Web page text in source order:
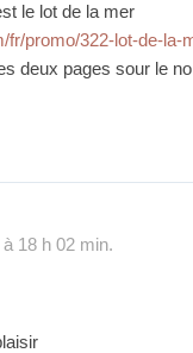
le lot de la mer
fr/promo/322-lot-de-la-
deux pages sour le
18 h 02 min.